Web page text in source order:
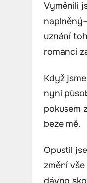
Vyměnili
uznání
romanci
Když
nyní
pokusem
beze mě.
Opustil
změní
dávno